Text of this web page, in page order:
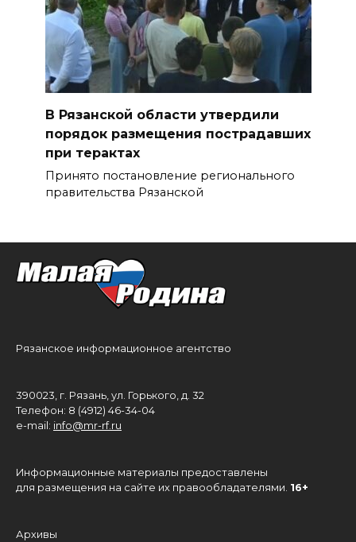
В Рязанской области утвердили
порядок размещения пострадавших
при терактах
Принято постановление регионального
правительства Рязанской
Рязанское информационное агентство
390023, г. Рязань, ул. Горького, д. 32
Телефон: 8 (4912) 46-34-04
e-mail: info@mr-rf.ru
Информационные материалы предоставлены
для размещения на сайте их правообладателями. 16+
Архивы